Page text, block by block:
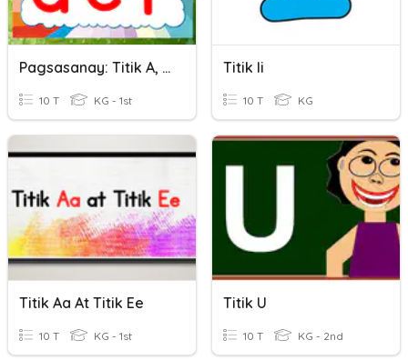
Pagsasanay: Titik A, Titik E, At Titik I
10 T KG - 1st
Titik Ii
10 T KG
Titik Aa At Titik Ee
10 T KG - 1st
Titik U
10 T KG - 2nd